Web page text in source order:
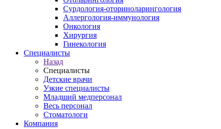
Сурдология-оториноларингология
Аллергология-иммунология
Онкология
Хирургия
Гинекология
Специалисты
Назад
Специалисты
Детские врачи
Узкие специалисты
Младший медперсонал
Весь персонал
Стоматологи
Компания